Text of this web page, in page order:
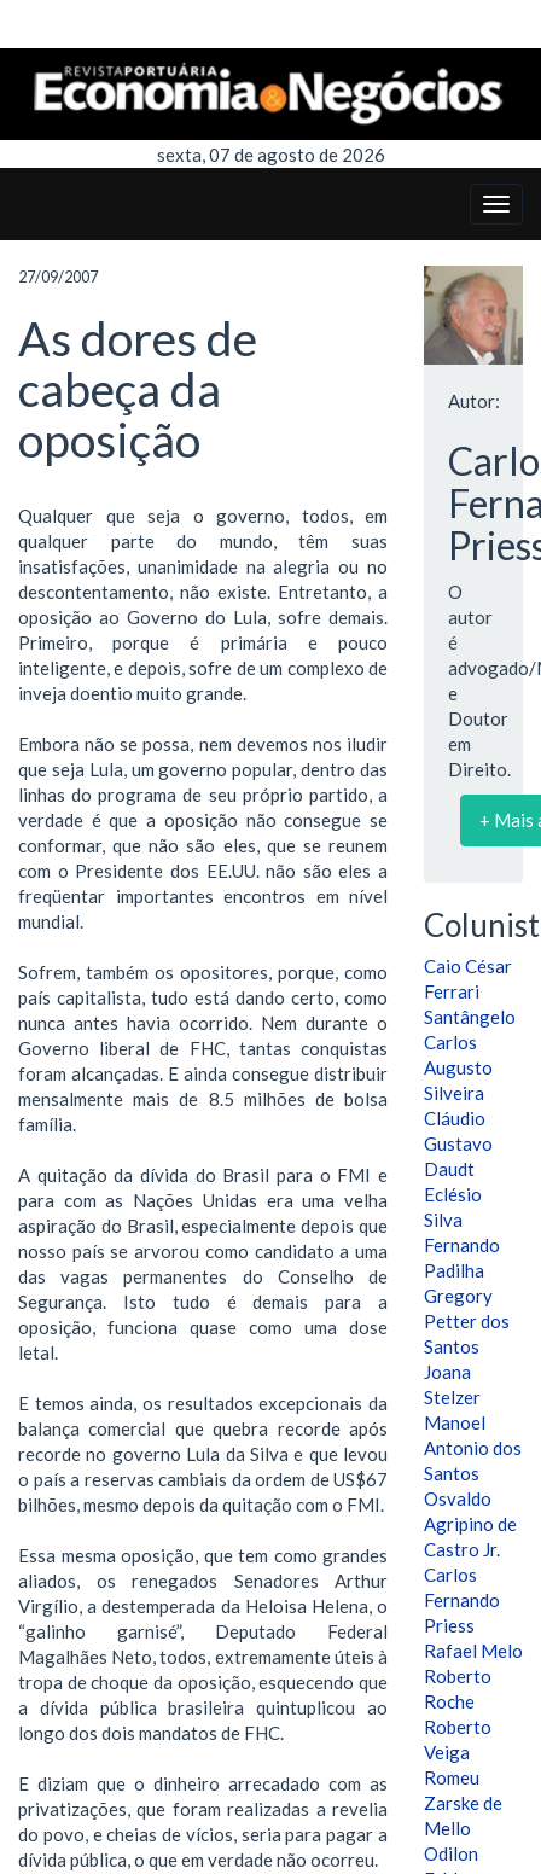
sexta, 07 de agosto de 2026
27/09/2007
As dores de
cabeça da
oposição
Qualquer que seja o governo, todos, em
qualquer parte do mundo, têm suas
insatisfações, unanimidade na alegria ou no
descontentamento, não existe. Entretanto, a
oposição ao Governo do Lula, sofre demais.
Primeiro, porque é primária e pouco
inteligente, e depois, sofre de um complexo de
inveja doentio muito grande.
Embora não se possa, nem devemos nos iludir
que seja Lula, um governo popular, dentro das
linhas do programa de seu próprio partido, a
verdade é que a oposição não consegue se
conformar, que não são eles, que se reunem
com o Presidente dos EE.UU. não são eles a
freqüentar importantes encontros em nível
mundial.
Sofrem, também os opositores, porque, como
país capitalista, tudo está dando certo, como
nunca antes havia ocorrido. Nem durante o
Governo liberal de FHC, tantas conquistas
foram alcançadas. E ainda consegue distribuir
mensalmente mais de 8.5 milhões de bolsa
família.
A quitação da dívida do Brasil para o FMI e
para com as Nações Unidas era uma velha
aspiração do Brasil, especialmente depois que
nosso país se arvorou como candidato a uma
das vagas permanentes do Conselho de
Segurança. Isto tudo é demais para a
oposição, funciona quase como uma dose
letal.
E temos ainda, os resultados excepcionais da
balança comercial que quebra recorde após
recorde no governo Lula da Silva e que levou
o país a reservas cambiais da ordem de US$67
bilhões, mesmo depois da quitação com o FMI.
Essa mesma oposição, que tem como grandes
aliados, os renegados Senadores Arthur
Virgílio, a destemperada da Heloisa Helena, o
“galinho garnisé”, Deputado Federal
Magalhães Neto, todos, extremamente úteis à
tropa de choque da oposição, esquecendo que
a dívida pública brasileira quintuplicou ao
longo dos dois mandatos de FHC.
E diziam que o dinheiro arrecadado com as
privatizações, que foram realizadas a revelia
do povo, e cheias de vícios, seria para pagar a
dívida pública, o que em verdade não ocorreu.
Autor:
O
autor
é
e
Doutor
em
Direito.
+ Mais
Caio César
Ferrari
Santângelo
Carlos
Augusto
Silveira
Cláudio
Gustavo
Daudt
Eclésio
Silva
Fernando
Padilha
Gregory
Petter dos
Santos
Joana
Stelzer
Manoel
Antonio dos
Santos
Osvaldo
Agripino de
Castro Jr.
Carlos
Fernando
Priess
Rafael Melo
Roberto
Roche
Roberto
Veiga
Romeu
Zarske de
Mello
Odilon